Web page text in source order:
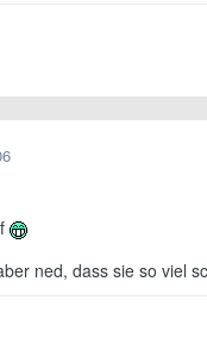
ned, dass sie so viel